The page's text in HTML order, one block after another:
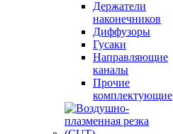
Держатели
наконечников
Диффузоры
Гусаки
Направляющие
каналы
Прочие
комплектующие